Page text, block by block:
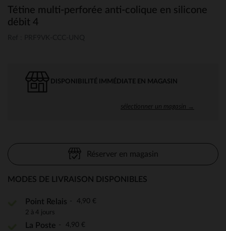
Tétine multi-perforée anti-colique en silicone
débit 4
DISPONIBILITÉ IMMÉDIATE EN MAGASIN
sélectionner un magasin →
Réserver en magasin
MODES DE LIVRAISON DISPONIBLES
Point Relais 4,90 €
2 à 4 jours
La Poste 4,90 €